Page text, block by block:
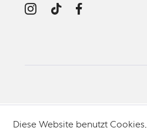
Diese Website benutzt